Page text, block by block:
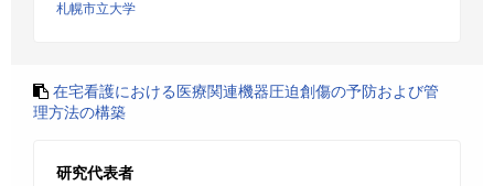
札幌市立大学
在宅看護における医療関連機器圧迫創傷の予防および管
理方法の構築
研究代表者